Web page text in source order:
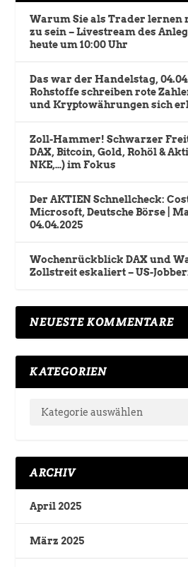
Warum Sie als Trader lernen
zu sein – Livestream des
heute um 10:00 Uhr
Das war der Handelstag,
Rohstoffe schreiben rote
und Kryptowährungen sich
Zoll-Hammer! Schwarzer
DAX, Bitcoin, Gold, Rohöl &
NKE,…) im Fokus
Der AKTIEN Schnellcheck:
Microsoft, Deutsche Börse |
04.04.2025
Wochenrückblick DAX und
Zollstreit eskaliert – US-
NEUESTE KOMMENTARE
KATEGORIEN
ARCHIV
April 2025
März 2025